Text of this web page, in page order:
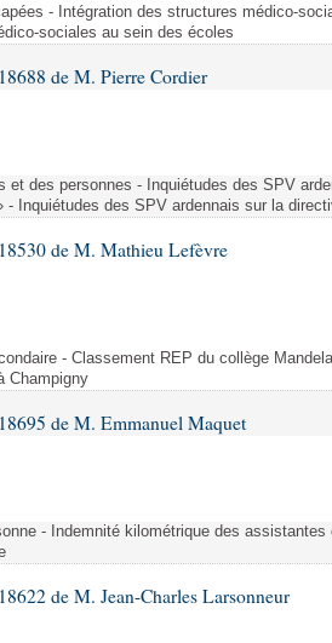
- Intégration des structures médico-
sociales au sein des écoles
de M. Pierre Cordier
et des personnes - Inquiétudes des SPV
- Inquiétudes des SPV ardennais sur la
de M. Mathieu Lefèvre
- Classement REP du collège
Champigny
de M. Emmanuel Maquet
- Indemnité kilométrique des
de M. Jean-Charles Larsonneur